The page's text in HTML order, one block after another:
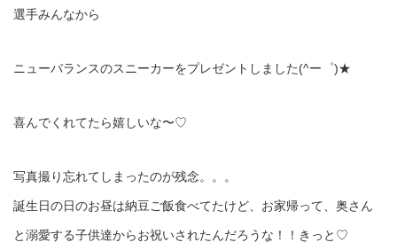
選手みんなから
ニューバランスのスニーカーをプレゼントしました(^ー゜)★
喜んでくれてたら嬉しいな〜♡
写真撮り忘れてしまったのが残念。。。
誕生日の日のお昼は納豆ご飯食べてたけど、お家帰って、奥さん
と溺愛する子供達からお祝いされたんだろうな！！きっと♡